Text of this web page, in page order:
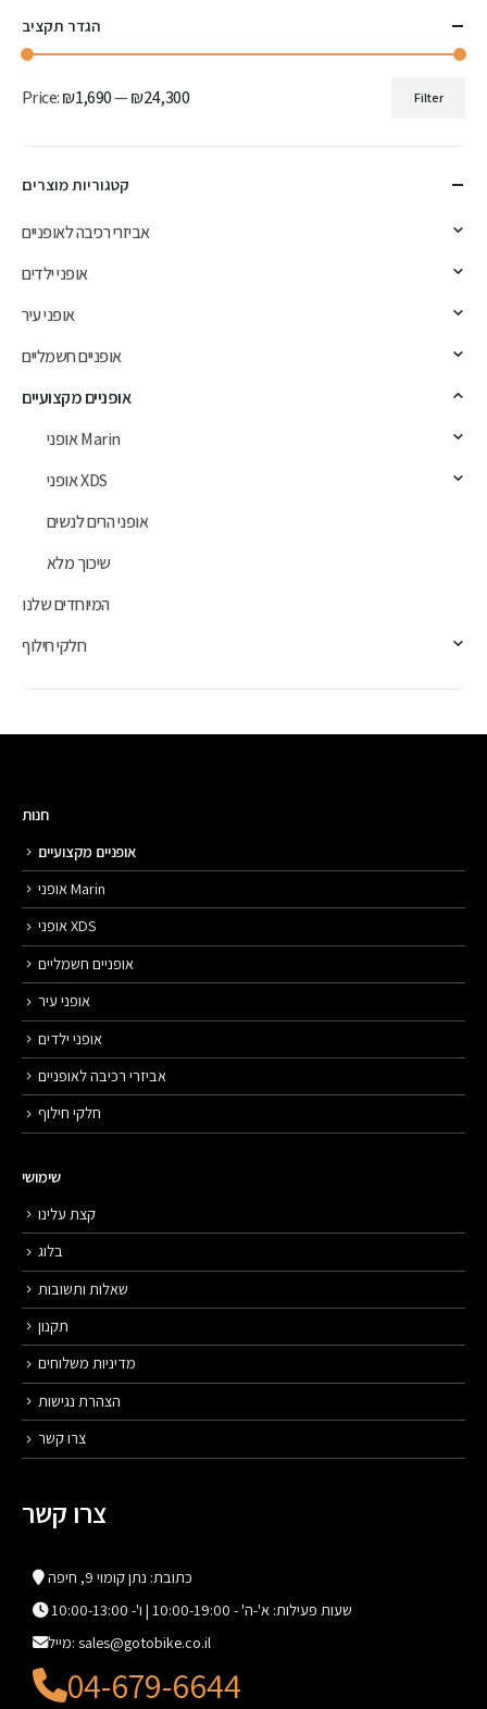
הגדר תקציב
price
price
Filter
Price:₪1,690—₪24,300
קטגוריות מוצרים
אביזרי רכיבה לאופניים
אופני ילדים
אופני עיר
אופניים חשמליים
אופניים מקצועיים
אופני Marin
אופני XDS
אופני הרים לנשים
שיכוך מלא
המיוחדים שלנו
חלקי חילוף
חנות
אופניים מקצועיים
אופני Marin
אופני XDS
אופניים חשמליים
אופני עיר
אופני ילדים
אביזרי רכיבה לאופניים
חלקי חילוף
שימושי
קצת עלינו
בלוג
שאלות ותשובות
תקנון
מדיניות משלוחים
הצהרת נגישות
צרו קשר
צרו קשר
כתובת: נתן קומוי 9, חיפה
שעות פעילות: א'-ה' - 10:00-19:00 | ו'- 10:00-13:00
מייל: sales@gotobike.co.il
04-679-6644